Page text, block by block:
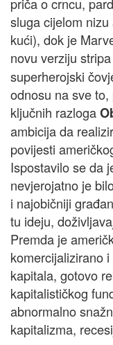
sluga cijelom
kući), dok je
novu verziju
superherojski
odnosu na sve
ključnih razloga
ambicija da
povijesti
Ispostavilo se da
nevjerojatno je
i najobičniji
tu ideju,
Premda je
komercijalizirano
kapitala, gotovo
kapitalističkog
abnormalno
kapitalizma,